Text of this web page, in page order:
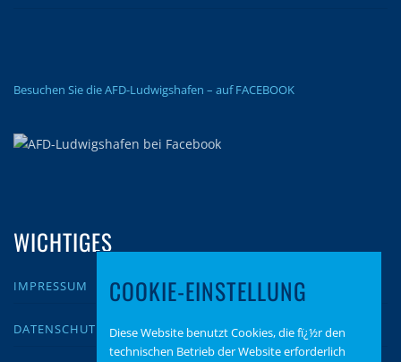
Besuchen Sie die AFD-Ludwigshafen – auf FACEBOOK
WICHTIGES
IMPRESSUM
DATENSCHUTZ
COOKIE-EINSTELLUNG
Diese Website benutzt Cookies, die fï¿½r den
technischen Betrieb der Website erforderlich